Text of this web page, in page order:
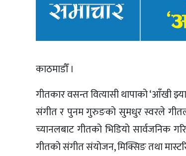
काठमाडौँ ।
गीतकार वसन्त वित्यासी थापाको ‘आँखी
संगीत र पुनम गुरुङको सुमधुर स्वरले
च्यानलबाट गीतको भिडियो सार्वजनिक
गीतको संगीत संयोजन, मिक्सिङ तथा